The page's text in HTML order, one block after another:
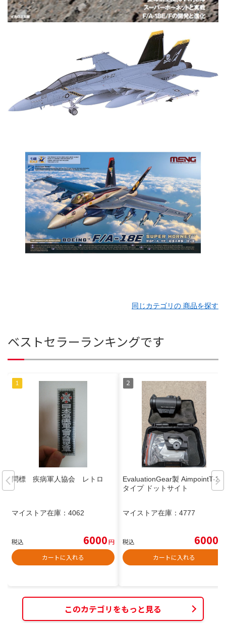
同じカテゴリの 商品を探す
ベストセラーランキングです
問標 疾病軍人協会 レトロ
マイストア在庫： 4062
税込 6000円
カートに入れる
EvaluationGear製 AimpointT-2
タイプ ドットサイト
マイストア在庫： 4777
税込 6000
カートに入れる
このカテゴリをもっと見る